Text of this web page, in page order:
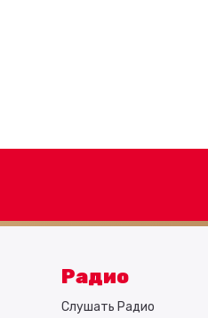
Радио
Слушать Радио